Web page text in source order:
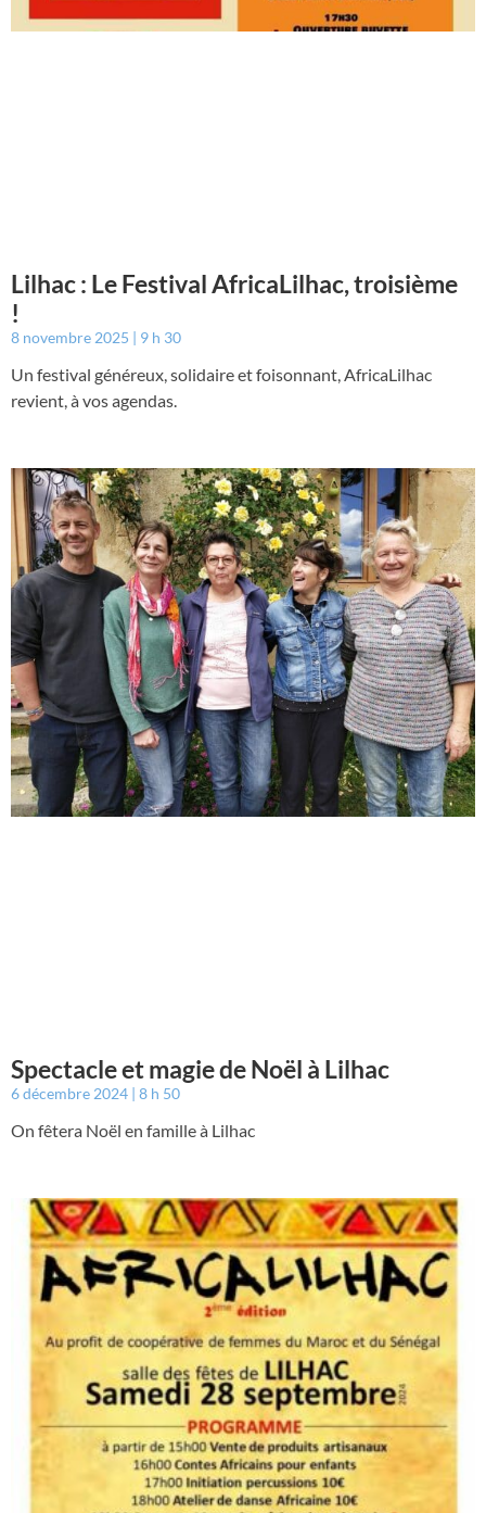
Lilhac : Le Festival AfricaLilhac, troisième
!
8 novembre 2025 9 h 30
Un festival généreux, solidaire et foisonnant, AfricaLilhac
revient, à vos agendas.
Spectacle et magie de Noël à Lilhac
6 décembre 2024 8 h 50
On fêtera Noël en famille à Lilhac